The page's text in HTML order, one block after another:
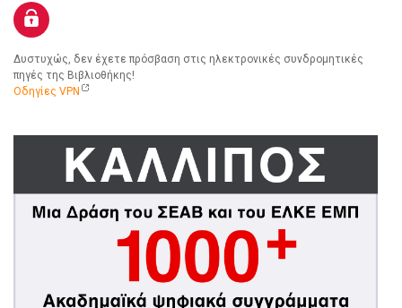
Δυστυχώς, δεν έχετε πρόσβαση στις ηλεκτρονικές συνδρομητικές
πηγές της Βιβλιοθήκης!
Οδηγίες VPN